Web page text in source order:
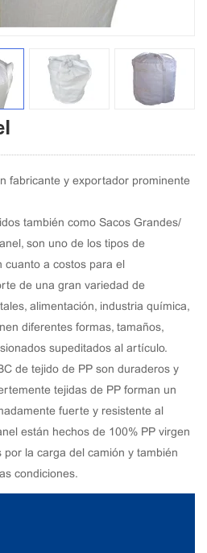
fabricante y exportador prominente
también como Sacos Grandes/
son uno de los tipos de
cuanto a costos para el
de una gran variedad de
alimentación, industria química,
diferentes formas, tamaños,
supeditados al artículo.
de tejido de PP son duraderos y
tejidas de PP forman un
fuerte y resistente al
están hechos de 100% PP virgen
la carga del camión y también
condiciones.